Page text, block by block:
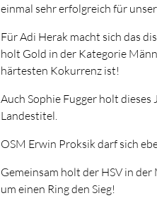
einmal sehr erfolgreich für
Für Adi Herak macht sich das
holt Gold in der Kategorie
härtesten Kokurrenz ist!
Auch Sophie Fugger holt dieses
Landestitel.
OSM Erwin Proksik darf sich
Gemeinsam holt der HSV in
um einen Ring den Sieg!